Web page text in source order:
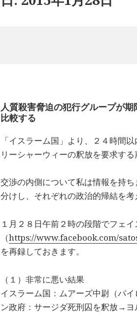
人質殺害脅迫の犯行グループが
比較する
「イスラーム国」より、２４時間
リーシャーウィーの釈放を要求す
交渉の内側について私は情報を持
分けし、それぞれの政治的帰結を
１月２８日午前２時の段階でフェ
（https://www.facebook.com/
を再録しておきます。
（１）非常に悪い結果
イスラーム国：ムアーズ中尉（パ
ン政府：サージダ死刑囚を釈放→